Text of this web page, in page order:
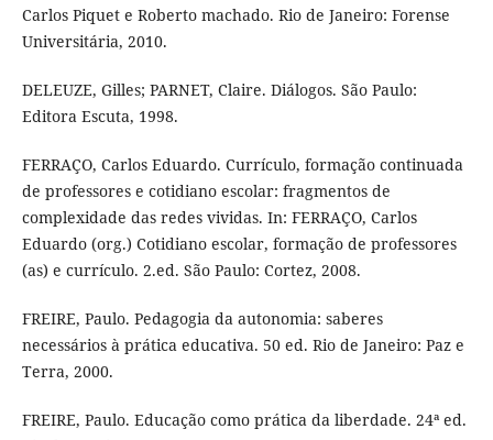
Carlos Piquet e Roberto machado. Rio de Janeiro: Forense
Universitária, 2010.
DELEUZE, Gilles; PARNET, Claire. Diálogos. São Paulo:
Editora Escuta, 1998.
FERRAÇO, Carlos Eduardo. Currículo, formação continuada
de professores e cotidiano escolar: fragmentos de
complexidade das redes vividas. In: FERRAÇO, Carlos
Eduardo (org.) Cotidiano escolar, formação de professores
(as) e currículo. 2.ed. São Paulo: Cortez, 2008.
FREIRE, Paulo. Pedagogia da autonomia: saberes
necessários à prática educativa. 50 ed. Rio de Janeiro: Paz e
Terra, 2000.
FREIRE, Paulo. Educação como prática da liberdade. 24ª ed.